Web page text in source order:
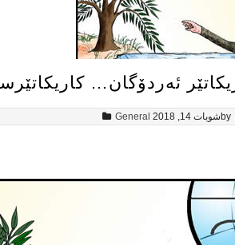
ئەردۆگان…
byشوبات 14, 2018 General